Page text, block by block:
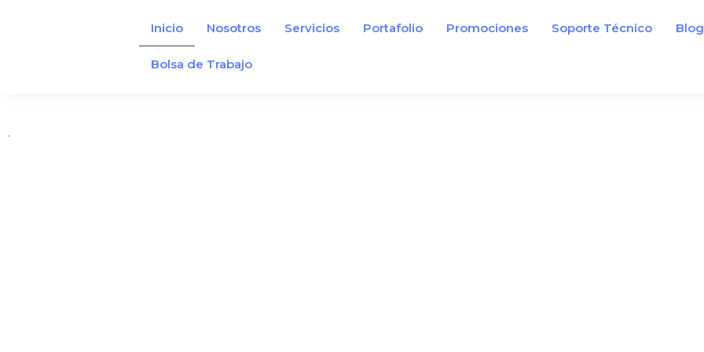
Inicio Nosotros Servicios Portafolio Promociones Soporte Técnico Blog
Bolsa de Trabajo
.